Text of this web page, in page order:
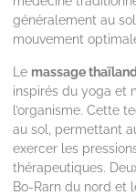
généralement au
mouvement
Le massage
inspirés du yoga et
l’organisme. Cette
au sol, permettant
exercer les
thérapeutiques.
Bo-Rarn du nord et